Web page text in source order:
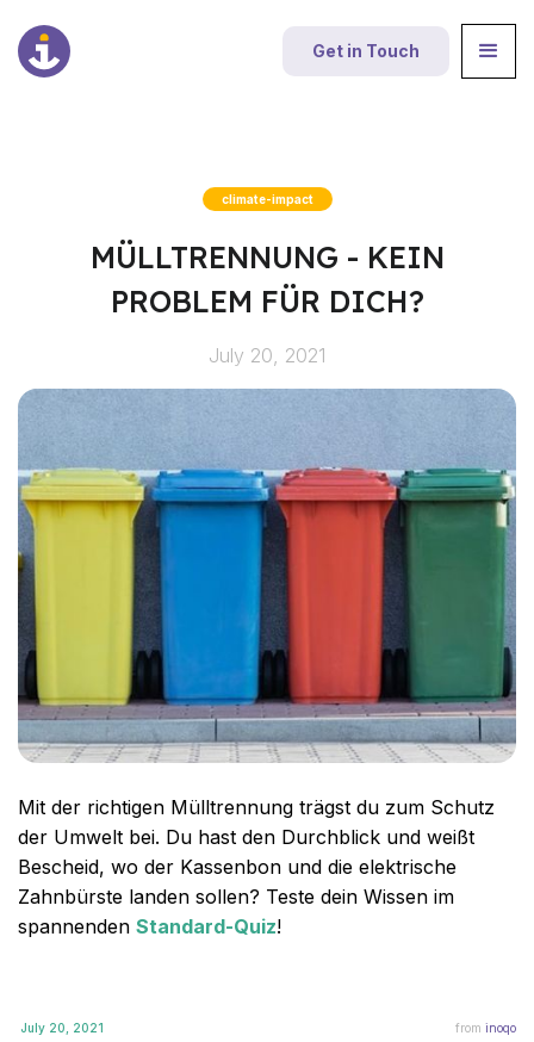
Get in Touch
climate-impact
MÜLLTRENNUNG - KEIN
PROBLEM FÜR DICH?
July 20, 2021
Mit der richtigen Mülltrennung trägst du zum Schutz
der Umwelt bei. Du hast den Durchblick und weißt
Bescheid, wo der Kassenbon und die elektrische
Zahnbürste landen sollen? Teste dein Wissen im
spannenden Standard-Quiz!
July 20, 2021 from inoqo